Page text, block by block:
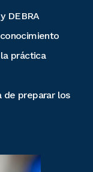
DEBRA
práctica
de preparar los